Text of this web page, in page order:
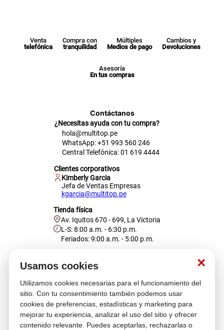
×
Usamos cookies
Utilizamos cookies necesarias para el funcionamiento del
sitio. Con tu consentimiento también podemos usar
cookies de preferencias, estadísticas y marketing para
mejorar tu experiencia, analizar el uso del sitio y ofrecer
contenido relevante. Puedes aceptarlas, rechazarlas o
Venta
telefónica
Compra con
tranquilidad
Múltiples
Medios de pago
Cambios y
Devoluciones
Asesoría
En tus compras
Contáctanos
¿Necesitas ayuda con tu compra?
hola@multitop.pe
WhatsApp: +51 993 560 246
Central Telefónica: 01 619 4444
Clientes corporativos
Kimberly Garcia
Jefa de Ventas Empresas
kgarcia@multitop.pe
Tienda física
Av. Iquitos 670 - 699, La Victoria
L-S: 8:00 a.m. - 6:30 p.m.
Feriados: 9:00 a.m. - 5:00 p.m.
Atención al cliente
Descubre más